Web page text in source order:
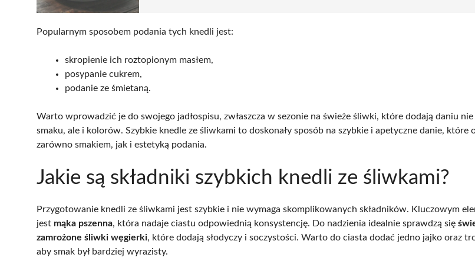
Popularnym sposobem podania tych knedli jest:
skropienie ich roztopionym masłem,
posypanie cukrem,
podanie ze śmietaną.
Warto wprowadzić je do swojego jadłospisu, zwłaszcza w sezonie na świeże śliwki, które dodają daniu
smaku, ale i kolorów. Szybkie knedle ze śliwkami to doskonały sposób na szybkie i apetyczne danie, które
zarówno smakiem, jak i estetyką podania.
Jakie są składniki szybkich knedli ze śliwkami?
Przygotowanie knedli ze śliwkami jest szybkie i nie wymaga skomplikowanych składników. Kluczowym
jest mąka pszenna, która nadaje ciastu odpowiednią konsystencję. Do nadzienia idealnie sprawdzą się
zamrożone śliwki węgierki, które dodają słodyczy i soczystości. Warto do ciasta dodać jedno jajko oraz
aby smak był bardziej wyrazisty.